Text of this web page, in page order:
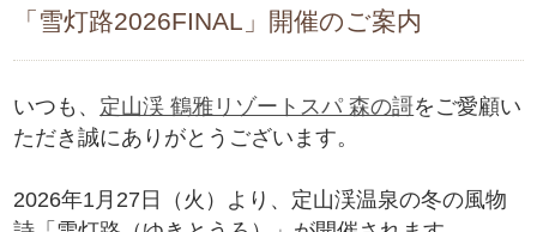
「雪灯路2026FINAL」開催のご案内
いつも、 定山渓 鶴雅リゾートスパ 森の謌をご愛顧い
ただき誠にありがとうございます。
2026年1月27日（火）より、定山渓温泉の冬の風物